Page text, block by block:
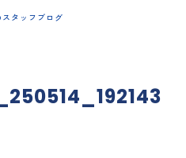
タッフブログ